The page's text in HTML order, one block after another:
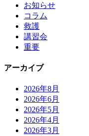
お知らせ
コラム
救護
講習会
重要
アーカイブ
2026年8月
2026年6月
2026年5月
2026年4月
2026年3月